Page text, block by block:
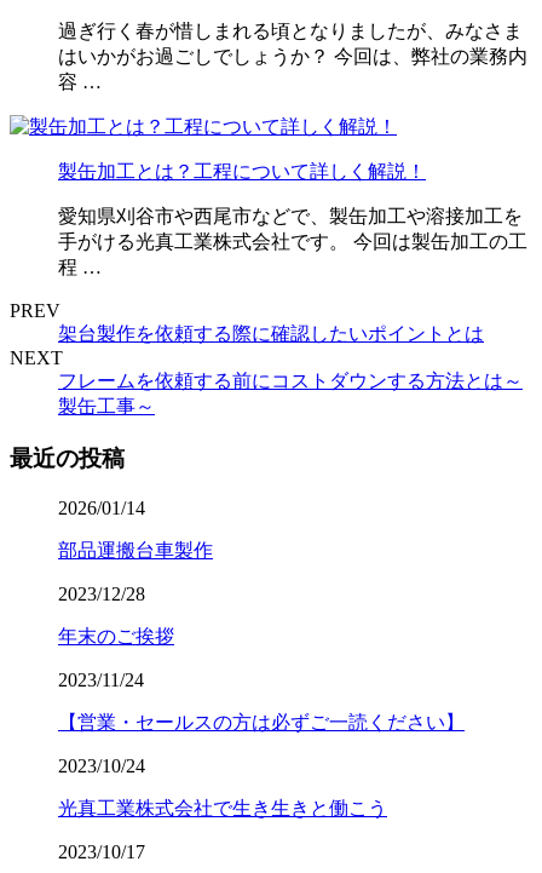
過ぎ行く春が惜しまれる頃となりましたが、みなさま
はいかがお過ごしでしょうか？ 今回は、弊社の業務内
容 …
製缶加工とは？工程について詳しく解説！
愛知県刈谷市や西尾市などで、製缶加工や溶接加工を
手がける光真工業株式会社です。 今回は製缶加工の工
程 …
PREV
架台製作を依頼する際に確認したいポイントとは
NEXT
フレームを依頼する前にコストダウンする方法とは～
製缶工事～
最近の投稿
2026/01/14
部品運搬台車製作
2023/12/28
年末のご挨拶
2023/11/24
【営業・セールスの方は必ずご一読ください】
2023/10/24
光真工業株式会社で生き生きと働こう
2023/10/17